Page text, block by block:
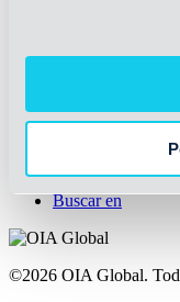
Casos prácticos
Comunicaciones
Informe mensual
Solicitar
Biblioteca de
Buscar en
©2026 OIA Global.